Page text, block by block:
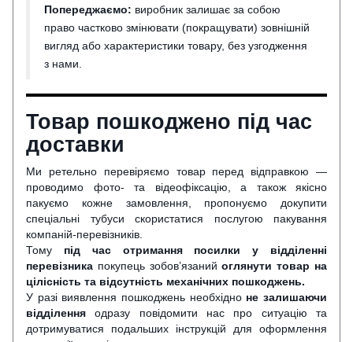
Попереджаємо: виробник залишає за собою
право частково змінювати (покращувати) зовнішній
вигляд або характеристики товару, без узгодження
з нами.
Товар пошкоджено під час
доставки
Ми ретельно перевіряємо товар перед відправкою —
проводимо фото- та відеофіксацію, а також якісно
пакуємо кожне замовлення, пропонуємо докупити
спеціальні тубуси скористатися послугою пакування
компаній-перевізників.
Тому під час отримання посилки у відділенні
перевізника покупець зобов’язанийоглянути товар на
цілісність та відсутність механічних пошкоджень.
У разі виявлення пошкоджень необхідно не залишаючи
відділення одразу повідомити нас про ситуацію та
дотримуватися подальших інструкцій для оформлення